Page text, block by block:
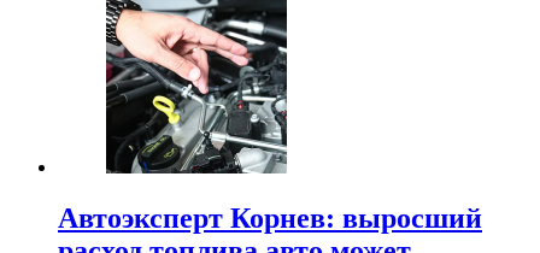
Автоэксперт Корнев: выросший